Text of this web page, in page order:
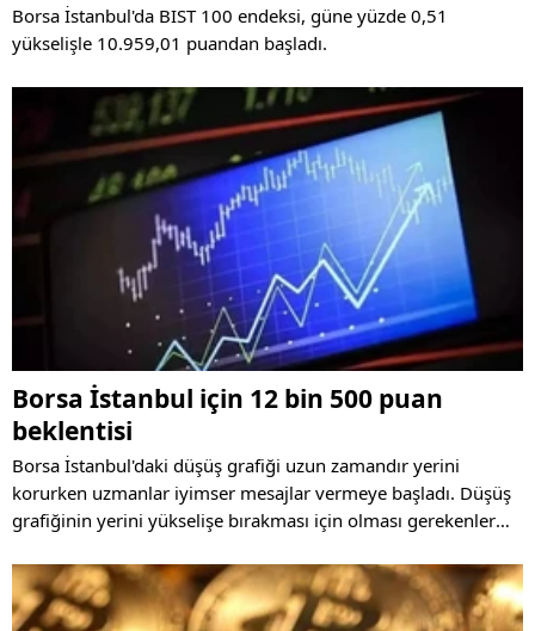
Borsa İstanbul'da BIST 100 endeksi, güne yüzde 0,51
yükselişle 10.959,01 puandan başladı.
Borsa İstanbul için 12 bin 500 puan
beklentisi
Borsa İstanbul'daki düşüş grafiği uzun zamandır yerini
korurken uzmanlar iyimser mesajlar vermeye başladı. Düşüş
grafiğinin yerini yükselişe bırakması için olması gerekenler